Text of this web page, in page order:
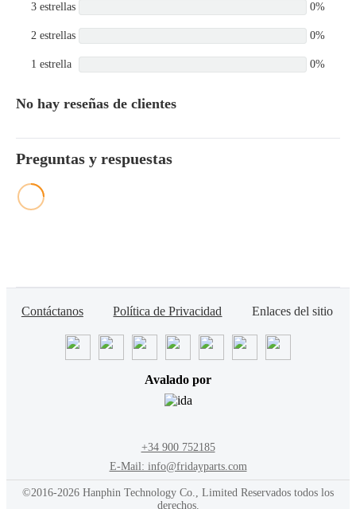
3 estrellas 0%
2 estrellas 0%
1 estrella 0%
No hay reseñas de clientes
Preguntas y respuestas
Contáctanos Política de Privacidad Enlaces del sitio
Avalado por
+34 900 752185
E-Mail: info@fridayparts.com
©2016-2026 Hanphin Technology Co., Limited Reservados todos los
derechos.